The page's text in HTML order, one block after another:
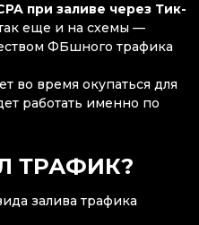
при заливе через Тик-
еще и на схемы —
ФБшного трафика
во время окупаться для
работать именно по
ТРАФИК?
залива трафика